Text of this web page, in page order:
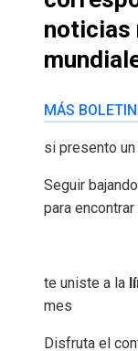
noticias
MÁS
si presento
Seguir bajando
para
te uniste a la
mes
Disfruta el